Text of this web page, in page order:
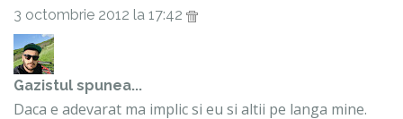
3 octombrie 2012 la 17:42
Gazistul spunea...
Daca e adevarat ma implic si eu si altii pe langa mine.